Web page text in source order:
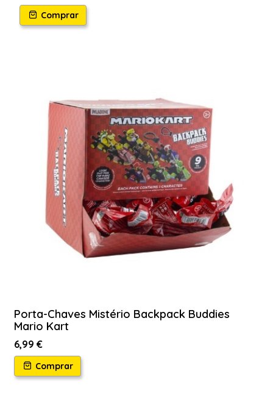
Comprar
Porta-Chaves Mistério Backpack Buddies
Mario Kart
6,99 €
Comprar